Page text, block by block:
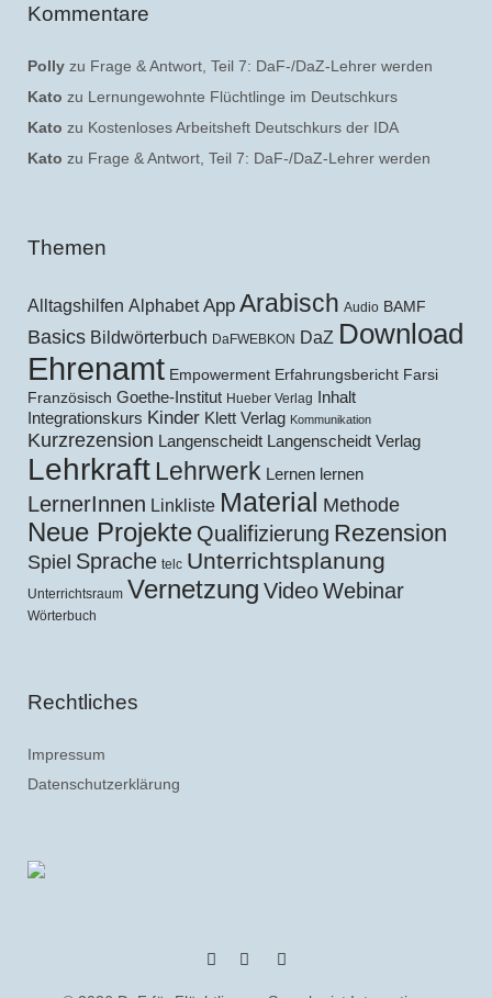
Kommentare
Polly zu Frage & Antwort, Teil 7: DaF-/DaZ-Lehrer werden
Kato zu Lernungewohnte Flüchtlinge im Deutschkurs
Kato zu Kostenloses Arbeitsheft Deutschkurs der IDA
Kato zu Frage & Antwort, Teil 7: DaF-/DaZ-Lehrer werden
Themen
Alltagshilfen Alphabet App Arabisch Audio BAMF
Basics Bildwörterbuch DaFWEBKON DaZ Download
Ehrenamt Empowerment Erfahrungsbericht Farsi
Französisch Goethe-Institut Hueber Verlag Inhalt
Integrationskurs Kinder Klett Verlag Kommunikation
Kurzrezension Langenscheidt Langenscheidt Verlag
Lehrkraft Lehrwerk Lernen lernen
LernerInnen Linkliste Material Methode
Neue Projekte Qualifizierung Rezension
Spiel Sprache telc Unterrichtsplanung
Unterrichtsraum Vernetzung VideoWebinar
Wörterbuch
Rechtliches
Impressum
Datenschutzerklärung